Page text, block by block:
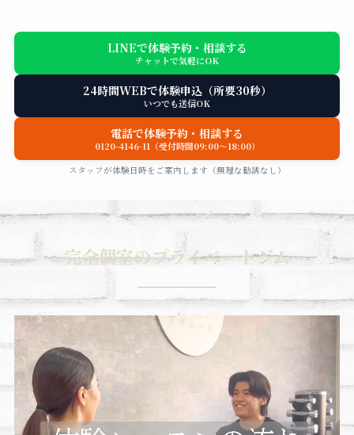
LINEで体験予約・相談する
チャットで気軽にOK
24時間WEBで体験申込（所要30秒）
いつでも送信OK
電話で体験予約・相談する
0120-4146-11（受付時間09:00〜18:00）
スタッフが体験日時をご案内します（無理な勧誘なし）
完全個室のプライベートジム